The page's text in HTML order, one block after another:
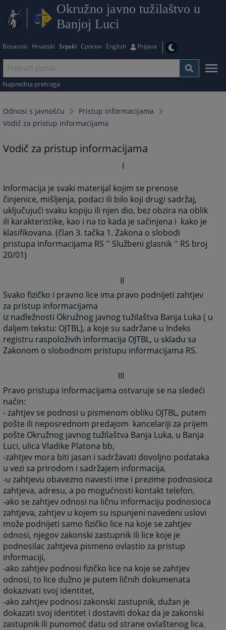
Okružno javno tužilaštvo u
Banjoj Luci
Bosanski Hrvatski Srpski Српски English Prijava
Napredna pretraga
Odnosi s javnošću
Pristup informacijama
Vodič za pristup informacijama
Vodič za pristup informacijama
I
Informacija je svaki materijal kojim se prenose
činjenice, mišljenja, podaci ili bilo koji drugi sadržaj,
uključujući svaku kopiju ili njen dio, bez obzira na oblik
ili karakteristike, kao i na to kada je sačinjena i kako je
klasifikovana. (član 3. tačka 1. Zakona o slobodi
pristupa informacijama RS '' Službeni glasnik '' RS broj
20/01)
II
Svako fizičko i pravno lice ima pravo podnijeti zahtjev
za pristup informacijama
iz nadležnosti Okružnog javnog tužilaštva Banja Luka ( u
daljem tekstu: OJTBL), a koje su sadržane u Indeks
registru raspoloživih informacija OJTBL, u skladu sa
Zakonom o slobodnom pristupu informacijama RS.
III
Pravo pristupa informacijama ostvaruje se na sledeći
način:
- zahtjev se podnosi u pismenom obliku OJTBL, putem
pošte ili neposrednom predajom kancelariji za prijem
pošte Okružnog javnog tužilaštva Banja Luka, u Banja
Luci, ulica Vladike Platona bb,
-zahtjev mora biti jasan i sadržavati dovoljno podataka
u vezi sa prirodom i sadržajem informacija,
-u zahtjevu obavezno navesti ime i prezime podnosioca
zahtjeva, adresu, a po mogućnosti kontakt telefon,
-ako se zahtjev odnosi na ličnu informaciju podnosioca
zahtjeva, zahtjev u kojem su ispunjeni navedeni uslovi
može podnijeti samo fizičko lice na koje se zahtjev
odnosi, njegov zakonski zastupnik ili lice koje je
podnosilac zahtjeva pismeno ovlastio za pristup
informaciji,
-ako zahtjev podnosi fizičko lice na koje se zahtjev
odnosi, to lice dužno je putem ličnih dokumenata
dokazivati svoj identitet,
-ako zahtjev podnosi zakonski zastupnik, dužan je
dokazati svoj identitet i dostaviti dokaz da je zakonski
zastupnik ili punomoć datu od strane ovlaštenog lica.